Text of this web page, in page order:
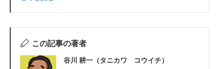
この記事の著者
谷川 耕一（タニカワ コウイチ）